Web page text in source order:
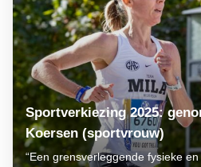
Sportverkiezing 2025:
Koersen (sportvrouw)
“Een grensverleggende fysieke